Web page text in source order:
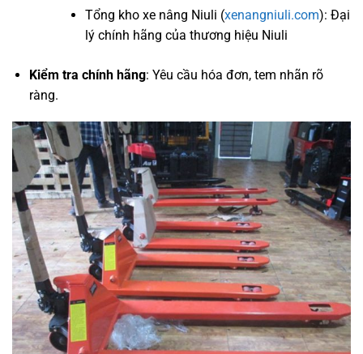
Tổng kho xe nâng Niuli (xenangniuli.com): Đại
lý chính hãng của thương hiệu Niuli
Kiểm tra chính hãng: Yêu cầu hóa đơn, tem nhãn rõ
ràng.